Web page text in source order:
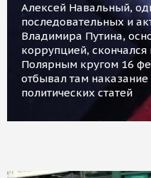
Алексей Навальный,
последовательных и
Владимира Путина,
коррупцией,
Полярным кругом 16
отбывал там
политических статей